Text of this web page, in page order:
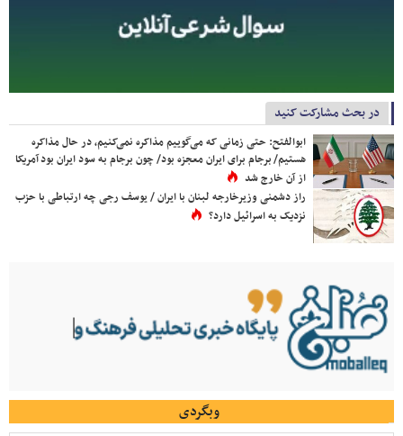
در بحث مشارکت کنید
ابوالفتح: حتی زمانی که می‌گوییم مذاکره نمی‌کنیم، در حال مذاکره
هستیم/ برجام برای ایران معجزه بود/ چون برجام به سود ایران بود آمریکا
از آن خارج شد
راز دشمنی وزیرخارجه لبنان با ایران / یوسف رجی چه ارتباطی با حزب
نزدیک به اسرائیل دارد؟
وبگردی